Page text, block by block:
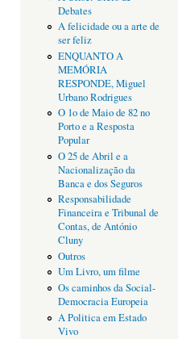
Debates
A felicidade ou a arte de
ser feliz
ENQUANTO A
MEMÓRIA
RESPONDE, Miguel
Urbano Rodrigues
O 1o de Maio de 82 no
Porto e a Resposta
Popular
O 25 de Abril e a
Nacionalização da
Banca e dos Seguros
Responsabilidade
Financeira e Tribunal de
Contas, de António
Cluny
Outros
Um Livro, um filme
Os caminhos da Social-
Democracia Europeia
A Politica em Estado
Vivo